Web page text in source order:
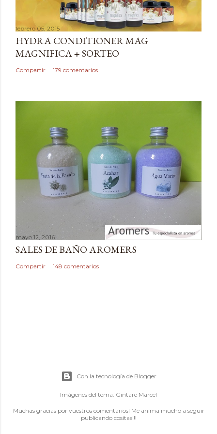
a
r
u
n
c
o
febrero 05, 2015
HYDRA CONDITIONER MAG
MAGNIFICA + SORTEO
Compartir 179 comentarios
mayo 12, 2016
SALES DE BAÑO AROMERS
Compartir 148 comentarios
Con la tecnología de Blogger
Imágenes del tema: Gintare Marcel
Muchas gracias por vuestros comentarios! Me anima mucho a seguir
publicando cositas!!!